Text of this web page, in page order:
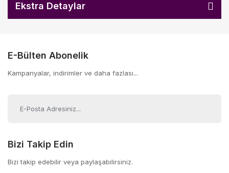
Ekstra Detaylar
E-Bülten Abonelik
Kampanyalar, indirimler ve daha fazlası...
Bizi Takip Edin
Bizi takip edebilir veya paylaşabilirsiniz.